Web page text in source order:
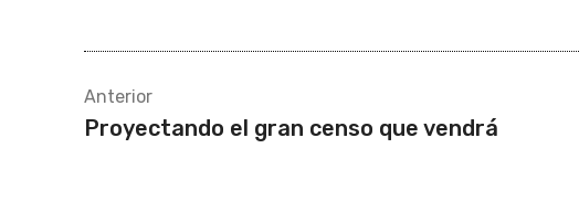
Anterior
Proyectando el gran censo que vendrá